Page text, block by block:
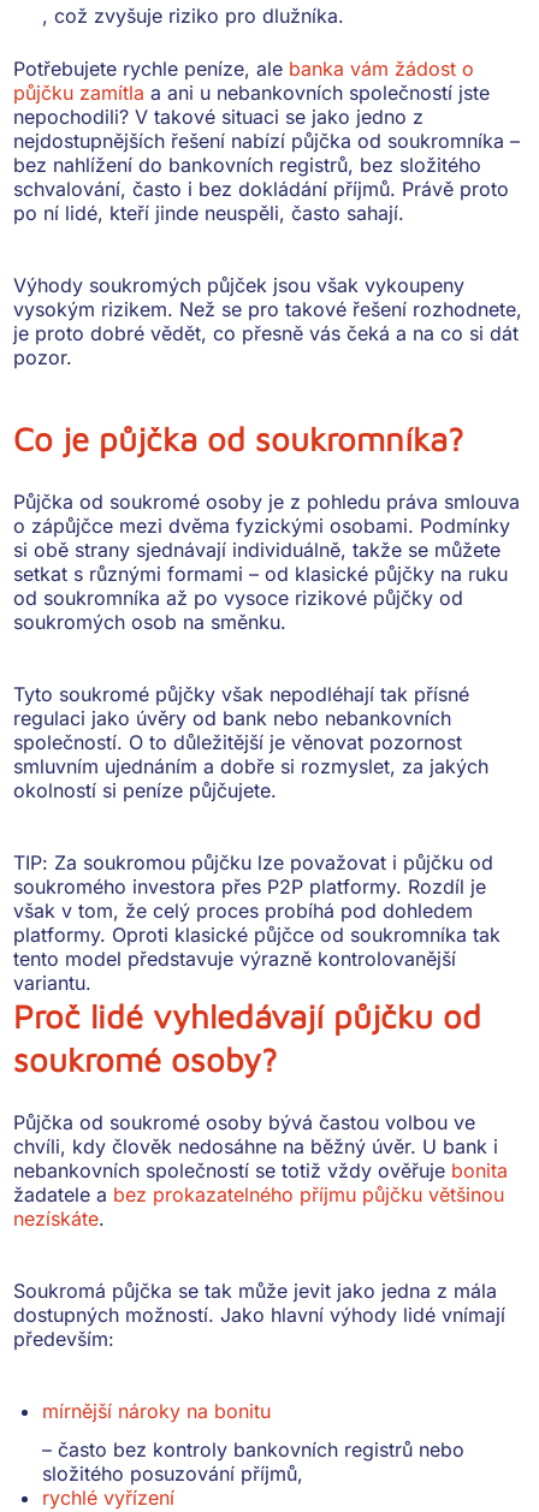
, což zvyšuje riziko pro dlužníka.
Potřebujete rychle peníze, ale banka vám žádost o
půjčku zamítla a ani u nebankovních společností jste
nepochodili? V takové situaci se jako jedno z
nejdostupnějších řešení nabízí půjčka od soukromníka –
bez nahlížení do bankovních registrů, bez složitého
schvalování, často i bez dokládání příjmů. Právě proto
po ní lidé, kteří jinde neuspěli, často sahají.
Výhody soukromých půjček jsou však vykoupeny
vysokým rizikem. Než se pro takové řešení rozhodnete,
je proto dobré vědět,co přesně vás čeká a na co si dát
pozor.
Co je půjčka od soukromníka?
Půjčka od soukromé osoby je z pohledu práva smlouva
o zápůjčce mezi dvěma fyzickými osobami. Podmínky
si obě strany sjednávají individuálně, takže se můžete
setkat s různými formami – od klasické půjčky na ruku
od soukromníka až po vysoce rizikové půjčky od
soukromých osob na směnku.
Tyto soukromé půjčky však nepodléhají tak přísné
regulaci jako úvěry od bank nebo nebankovních
společností. O to důležitější je věnovat pozornost
smluvním ujednáním a dobře si rozmyslet, za jakých
okolností si peníze půjčujete.
TIP: Za soukromou půjčku lze považovat i půjčku od
soukromého investora přes P2P platformy. Rozdíl je
však v tom, že celý proces probíhá pod dohledem
platformy. Oproti klasické půjčce od soukromníka tak
tento model představujevýrazně kontrolovanější
variantu.
Proč lidé vyhledávají půjčku od
soukromé osoby?
Půjčka od soukromé osoby bývá častou volbou ve
chvíli, kdy člověk nedosáhne na běžný úvěr. U bank i
nebankovních společností se totiž vždy ověřuje bonita
žadatele a bez prokazatelného příjmu půjčku většinou
nezískáte.
Soukromá půjčka se tak může jevit jako jedna z mála
dostupných možností. Jako hlavní výhody lidé vnímají
především:
mírnější nároky na bonitu
– často bez kontroly bankovních registrů nebo
složitého posuzování příjmů,
rychlé vyřízení